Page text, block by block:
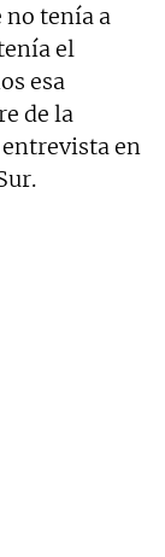
no tenía a
el
esa
de la
en